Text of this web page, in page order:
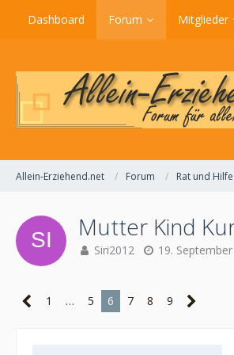
Dashboard Forum Mitglieder
Allein-Erziehend.net Forum Rat und Hilfe
Mutter Kind
Siri2012 19.
1 … 5 6 7 8 9